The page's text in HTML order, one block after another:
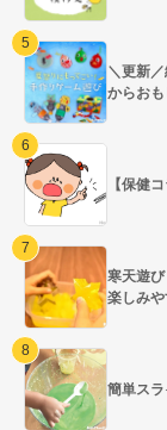
＼更新
からお
【保健
寒天遊
楽しみ
簡単ス